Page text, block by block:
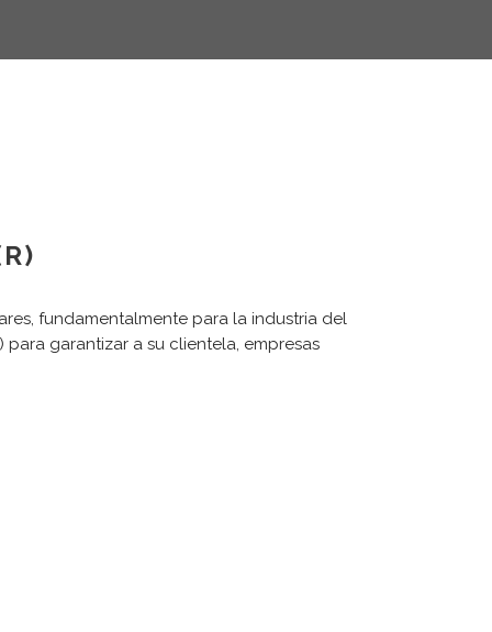
fundamentalmente para la industria del
para garantizar a su clientela, empresas